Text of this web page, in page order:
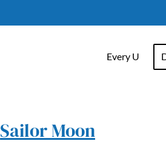
Every U
Sailor Moon